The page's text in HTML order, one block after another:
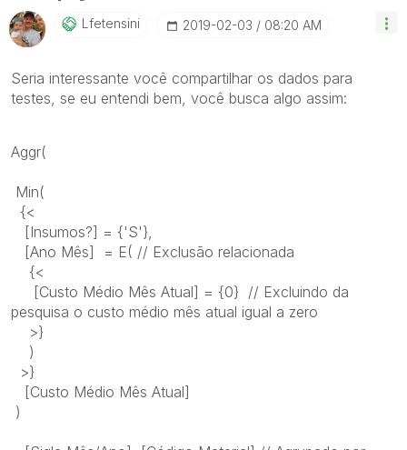
Lfetensini ‎2019-02-03 08:20 AM
Seria interessante você compartilhar os dados para
testes, se eu entendi bem, você busca algo assim:
Aggr(
Min(
{<
[Insumos?] = {'S'},
[Ano Mês] = E( // Exclusão relacionada
{<
[Custo Médio Mês Atual] = {0} // Excluindo da
pesquisa o custo médio mês atual igual a zero
>}
)
>}
[Custo Médio Mês Atual]
)